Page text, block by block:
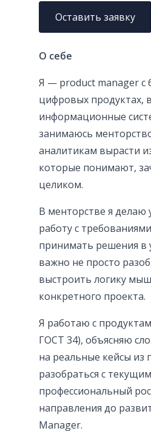
Оставить заявку
О себе
Я — product manager с
цифровых продуктах,
информационные
занимаюсь
аналитикам вырасти
которые понимают,
целиком.
В менторстве я
работу с
принимать решения в
важно не просто
выстроить логику
конкретного проекта.
Я работаю с
ГОСТ 34), объясняю
на реальные кейсы из
разобраться с
профессиональный
направления до
Manager.